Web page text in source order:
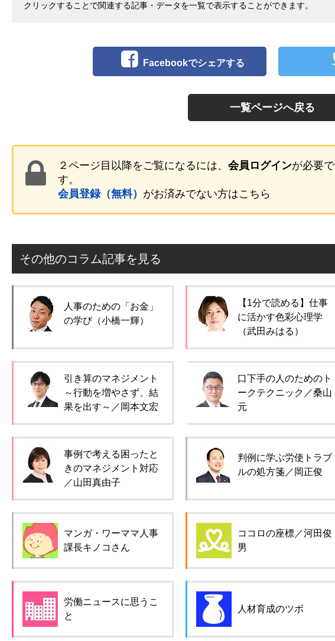
クリックすることで関連する記事・データを一覧で表示することができます。
Facebookでシェアする
一覧ページへ戻る
２ページ目以降をご覧になるには、 会員ログインが必要で
す。
会員登録（無料） がお済みでない方はこちら
その他のコラム記事を見る
人事のための「お金」
の学び（小橋一輝）
【1分で読める】仕事
に活かす色彩心理学
（武田みはる）
引き算のマネジメント
～行動を増やさず、結
果を出す～／岡本文宏
口下手の人のためのト
ークテクニック／桑山
元
事例で考える困ったと
きのマネジメント対応
／山田真由子
判例に学ぶ労使トラブ
ルの処方箋／岡正俊
マンガ・ワーママ人事
課長キノコさん
ココロの座標／河田俊
男
労働ニュースに思うこ
と
人材育成のツボ